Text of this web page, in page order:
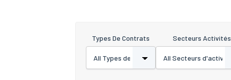
Types De Contrats Secteurs Activités